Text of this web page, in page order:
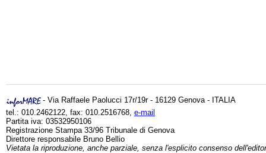
- Via Raffaele Paolucci 17r/19r - 16129 Genova - ITALIA
tel.: 010.2462122, fax: 010.2516768, e-mail
Partita iva: 03532950106
Registrazione Stampa 33/96 Tribunale di Genova
Direttore responsabile Bruno Bellio
Vietata la riproduzione, anche parziale, senza l'esplicito consenso